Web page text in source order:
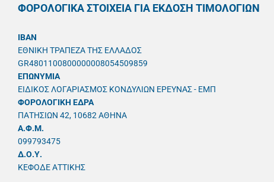
ΦΟΡΟΛΟΓΙΚΑ ΣΤΟΙΧΕΙΑ ΓΙΑ ΕΚΔΟΣΗ ΤΙΜΟΛΟΓΙΩΝ
IBAN
ΕΘΝΙΚΗ ΤΡΑΠΕΖΑ ΤΗΣ ΕΛΛΑΔΟΣ
GR4801100800000008054509859
ΕΠΩΝΥΜΙΑ
ΕΙΔΙΚΟΣ ΛΟΓΑΡΙΑΣΜΟΣ ΚΟΝΔΥΛΙΩΝ ΕΡΕΥΝΑΣ - ΕΜΠ
ΦΟΡΟΛΟΓΙΚΗ ΕΔΡΑ
ΠΑΤΗΣΙΩΝ 42, 10682 ΑΘΗΝΑ
A.Φ.Μ.
099793475
Δ.Ο.Υ.
ΚΕΦΟΔΕ ΑΤΤΙΚΗΣ